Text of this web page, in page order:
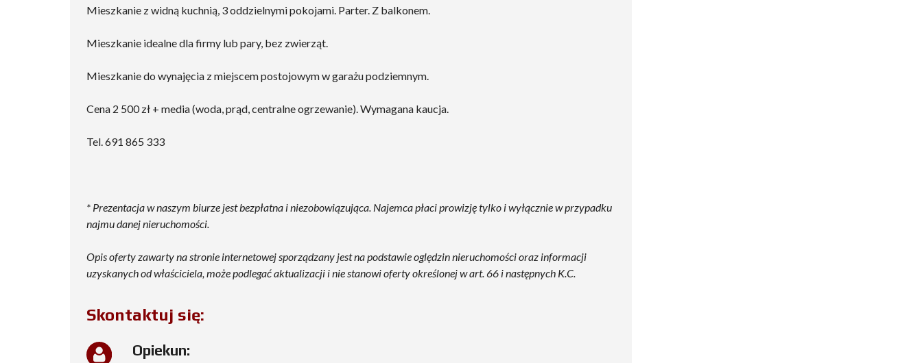
Mieszkanie z widną kuchnią, 3 oddzielnymi pokojami. Parter. Z balkonem.
Mieszkanie idealne dla firmy lub pary, bez zwierząt.
Mieszkanie do wynajęcia z miejscem postojowym w garażu podziemnym.
Cena 2 500 zł + media (woda, prąd, centralne ogrzewanie). Wymagana kaucja.
Tel. 691 865 333
* Prezentacja w naszym biurze jest bezpłatna i niezobowiązująca. Najemca płaci prowizję tylko i wyłącznie w przypadku
najmu danej nieruchomości.
Opis oferty zawarty na stronie internetowej sporządzany jest na podstawie oględzin nieruchomości oraz informacji
uzyskanych od właściciela, może podlegać aktualizacji i nie stanowi oferty określonej w art. 66 i następnych K.C.
Skontaktuj się:
Opiekun: